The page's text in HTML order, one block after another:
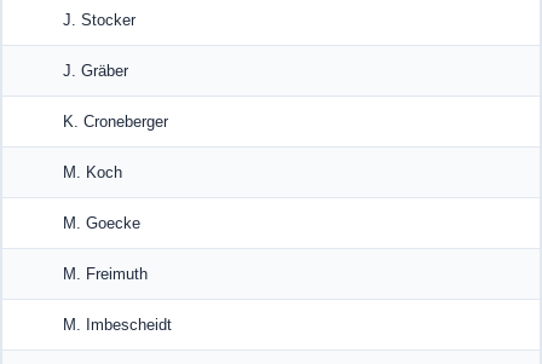
J. Stocker
J. Gräber
K. Croneberger
M. Koch
M. Goecke
M. Freimuth
M. Imbescheidt